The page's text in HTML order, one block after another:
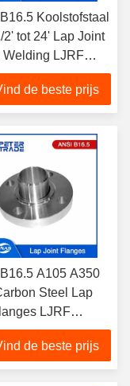
Koolstofstaal
2' tot 24' Lap Joint
Welding LJRF
Voor olie- en
de beste prijs
A105 A350
Steel Lap
LJRF
Voor
toepassingen
druk
de beste prijs